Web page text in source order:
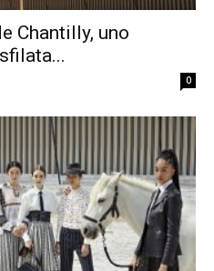
Chantilly, uno
0